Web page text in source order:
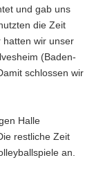
und gab uns
die Zeit
hatten wir unser
(Baden-
schlossen wir
Halle
restliche Zeit
an.